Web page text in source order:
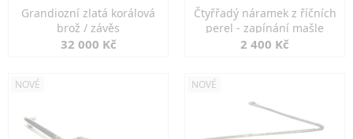
Grandiozní zlatá korálová
brož / závěs
32 000 Kč
Čtyřřadý náramek z říčních
perel - zapínání mašle
2 400 Kč
NOVÉ NOVÉ